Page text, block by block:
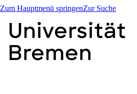
Zum Hauptmenü springenZur Suche